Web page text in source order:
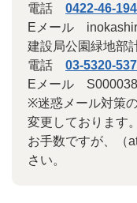
電話 0422-46-
Eメール
建設局公園緑地部
電話 03-5320-
Eメール
※迷惑メール対策
変更しております。
お手数ですが、（
さい。